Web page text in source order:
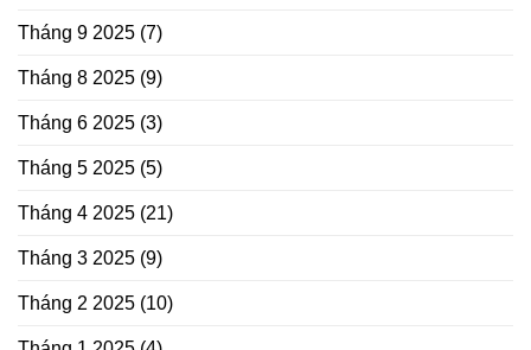
Tháng 9 2025 (7)
Tháng 8 2025 (9)
Tháng 6 2025 (3)
Tháng 5 2025 (5)
Tháng 4 2025 (21)
Tháng 3 2025 (9)
Tháng 2 2025 (10)